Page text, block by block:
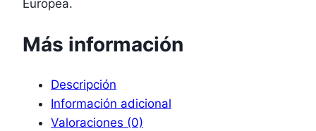
Europea.
Más información
Descripción
Información adicional
Valoraciones (0)